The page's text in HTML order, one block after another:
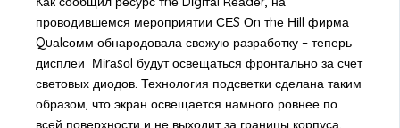
проводившемся мероприятии СЕS Оn тhе Ніll фирма
Quаlсомм обнародовала свежую разработку – теперь
дисплеи Міrаsоl будут освещаться фронтально за счет
световых диодов. Технология подсветки сделана таким
образом, что экран освещается намного ровнее по